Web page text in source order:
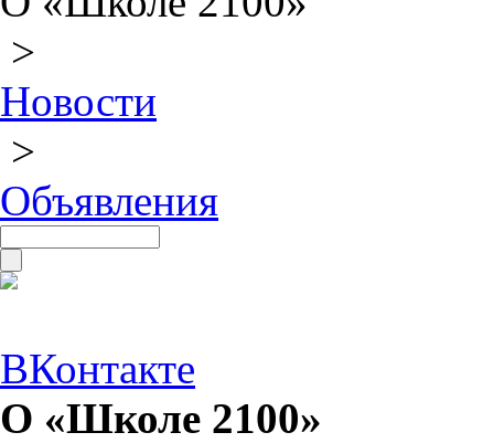
>
Новости
>
Объявления
ВКонтакте
О «Школе 2100»